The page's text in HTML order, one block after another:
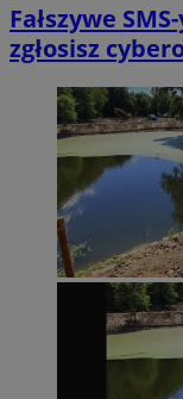
Fałszywe
zgłosisz